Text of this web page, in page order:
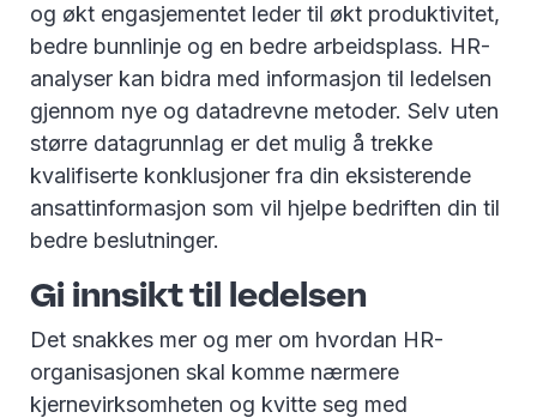
og økt engasjementet leder til økt produktivitet,
bedre bunnlinje og en bedre arbeidsplass. HR-
analyser kan bidra med informasjon til ledelsen
gjennom nye og datadrevne metoder. Selv uten
større datagrunnlag er det mulig å trekke
kvalifiserte konklusjoner fra din eksisterende
ansattinformasjon som vil hjelpe bedriften din til
bedre beslutninger.
Gi innsikt til ledelsen
Det snakkes mer og mer om hvordan HR-
organisasjonen skal komme nærmere
kjernevirksomheten og kvitte seg med